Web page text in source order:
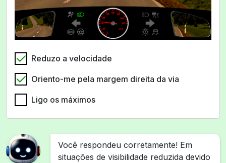
Reduzo a velocidade
Oriento-me pela margem direita da via
Ligo os máximos
Você respondeu corretamente! Em
situações de visibilidade reduzida devido